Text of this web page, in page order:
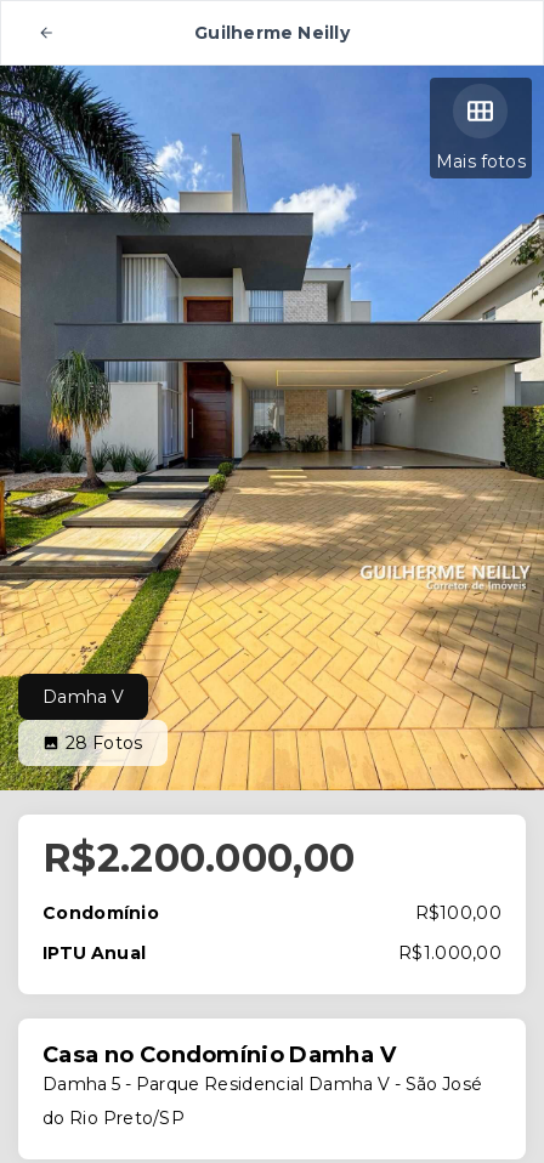
Guilherme Neilly
Mais fotos
Damha V
28Fotos
R$2.200.000,00
Condomínio
R$100,00
IPTU Anual
R$1.000,00
Casa no Condomínio Damha V
Damha 5 - Parque Residencial Damha V - São José
do Rio Preto/SP